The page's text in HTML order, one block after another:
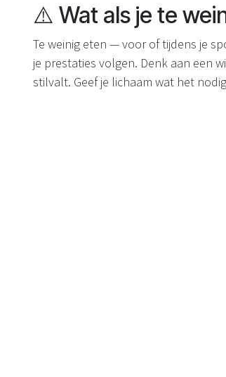
⚠️ Wat als je te
Te weinig eten — voor of tijdens je
je prestaties volgen. Denk aan een
stilvalt. Geef je lichaam wat het